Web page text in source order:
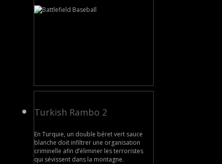
Turkish Rambo 2
En Turquie, un double béret vert sauce
blanche doit infiltrer une organisation
criminelle afin d’éliminer les terroristes
qui sévissent dans la montagne.